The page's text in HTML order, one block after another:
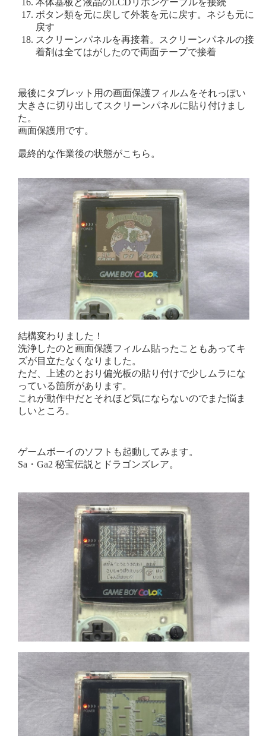
本体基板と液晶のLCDリボンケーブルを接続
ボタン類を元に戻して外装を元に戻す。ネジも元に
戻す
スクリーンパネルを再接着。スクリーンパネルの接
着剤は全てはがしたので両面テープで接着
最後にタブレット用の画面保護フィルムをそれっぽい
大きさに切り出してスクリーンパネルに貼り付けまし
た。
画面保護用です。
最終的な作業後の状態がこちら。
結構変わりました！
洗浄したのと画面保護フィルム貼ったこともあってキ
ズが目立たなくなりました。
ただ、上述のとおり偏光板の貼り付けで少しムラにな
っている箇所があります。
これが動作中だとそれほど気にならないのでまた悩ま
しいところ。
ゲームボーイのソフトも起動してみます。
Sa・Ga2 秘宝伝説とドラゴンズレア。